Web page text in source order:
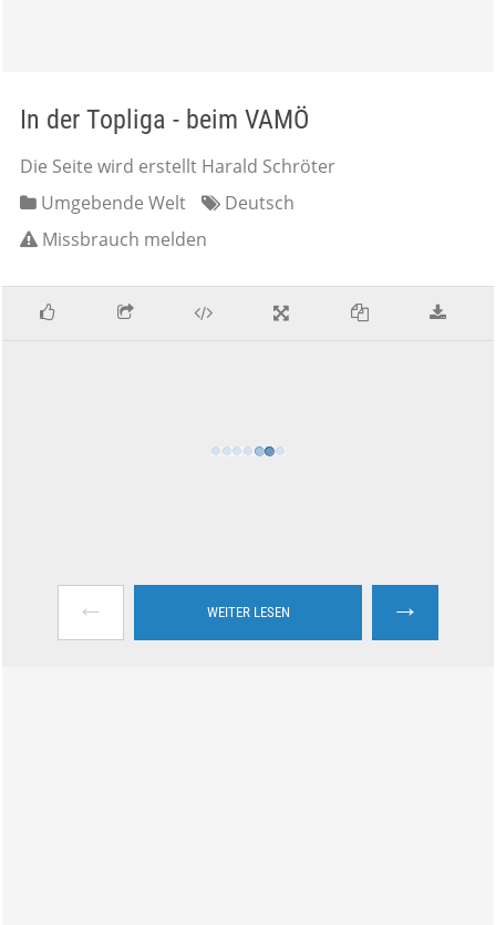
In der Topliga - beim VAMÖ
Die Seite wird erstellt Harald Schröter
Umgebende Welt
Deutsch
Missbrauch melden
← WEITER LESEN →